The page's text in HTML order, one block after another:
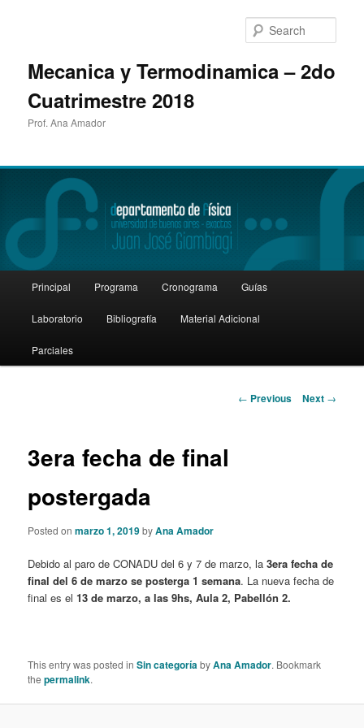
Mecanica y Termodinamica – 2do
Cuatrimestre 2018
Prof. Ana Amador
Skip
to
primary
Principal Programa Cronograma Guías
Laboratorio Bibliografía Material Adicional
Parciales
Post
← Previous Next →
3era fecha de final
postergada
Posted onmarzo 1, 2019byAna Amador
Debido al paro de CONADU del 6 y 7 de marzo, la3era fecha de
final del 6 de marzo se posterga 1 semana. La nueva fecha de
final es el13 de marzo, a las 9hs, Aula 2, Pabellón 2.
This entry was posted inSin categoríabyAna Amador. Bookmark
thepermalink.